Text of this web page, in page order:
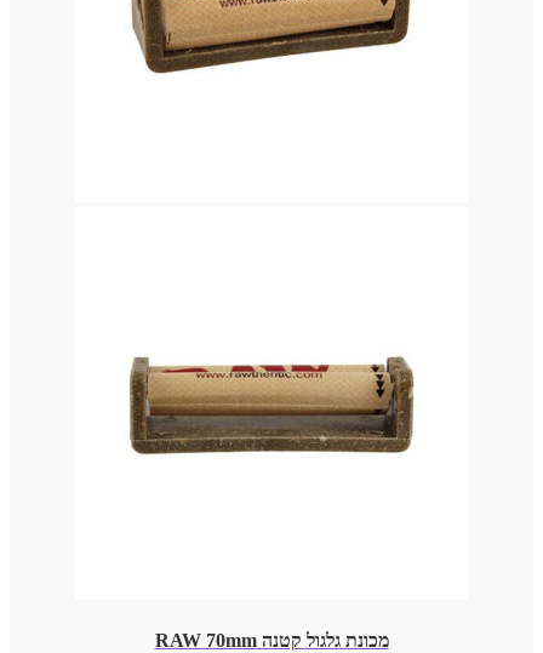
מכונת גלגול קטנה RAW 70mm